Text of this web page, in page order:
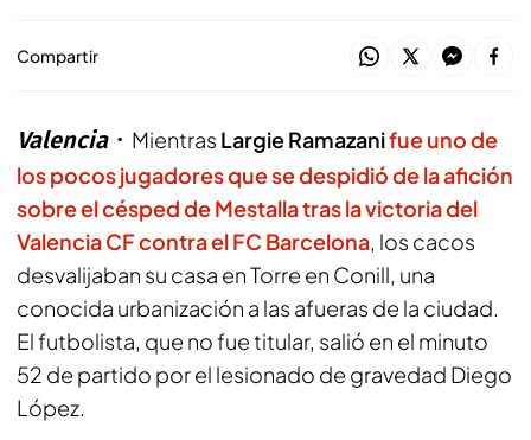
Compartir
Valencia Mientras Largie Ramazanifue uno de
los pocos jugadores que se despidió de la afición
sobre el césped de Mestallatras la victoria del
Valencia CF contra el FC Barcelona, los cacos
desvalijaban su casa en Torre en Conill, una
conocida urbanización a las afueras de la ciudad.
El futbolista, que no fue titular, salió en el minuto
52 de partido por el lesionado de gravedad Diego
López.